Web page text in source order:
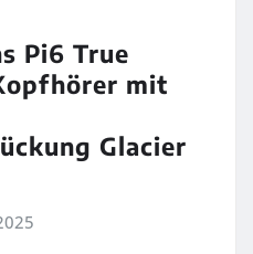
Pi6 True
mit
Glacier